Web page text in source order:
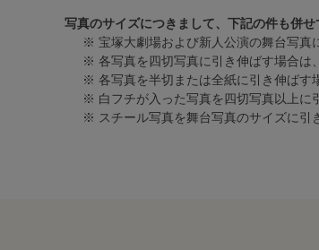
写真のサイズにつきまして、下記の件も併せ
※ 宝塚大劇場および新人公演の舞台写真
※ 各写真を四切写真に引き伸ばす場合は
※ 各写真を半切または全紙に引き伸ばす
※ 白フチが入った写真を四切写真以上に
※ スチール写真を舞台写真のサイズに引